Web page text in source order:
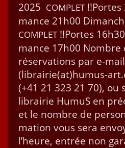
2025 COMPLET!!Portes
mance 21h00
COMPLET!!Portes
mance 17h00 Nom­bre
réser­va­tions par e‑mail
(librairie(at)humus-
(+41 21 323 21 70), ou
librairie HumuS en
et le nom­bre de
ma­tion vous sera
l’heure, entrée non